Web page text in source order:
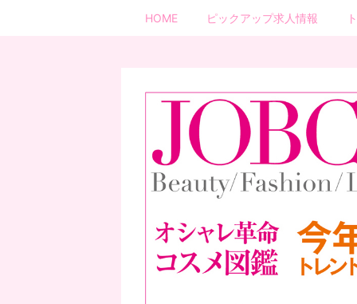
HOME ピックアップ求人情報